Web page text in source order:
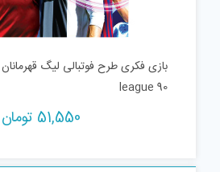
league 90
51,550 تومان